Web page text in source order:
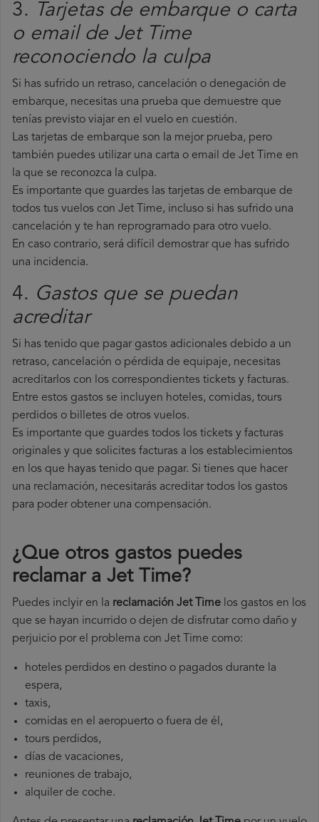
3.
Tarjetas de embarque o carta
o email de Jet Time
reconociendo la culpa
Si has sufrido un retraso, cancelación o denegación de
embarque, necesitas una prueba que demuestre que
tenías previsto viajar en el vuelo en cuestión.
Las tarjetas de embarque son la mejor prueba, pero
también puedes utilizar una carta o email de Jet Time en
la que se reconozca la culpa.
Es importante que guardes las tarjetas de embarque de
todos tus vuelos con Jet Time, incluso si has sufrido una
cancelación y te han reprogramado para otro vuelo.
En caso contrario, será difícil demostrar que has sufrido
una incidencia.
4. Gastos que se puedan
acreditar
Si has tenido que pagar gastos adicionales debido a un
retraso, cancelación o pérdida de equipaje, necesitas
acreditarlos con los correspondientes tickets y facturas.
Entre estos gastos se incluyen hoteles, comidas, tours
perdidos o billetes de otros vuelos.
Es importante que guardes todos los tickets y facturas
originales y que solicites facturas a los establecimientos
en los que hayas tenido que pagar. Si tienes que hacer
una reclamación, necesitarás acreditar todos los gastos
para poder obtener una compensación.
¿Que otros gastos puedes
reclamar a Jet Time​?
Puedes inclyir en la reclamación Jet Time los gastos en los
que se hayan incurrido o dejen de disfrutar como daño y
perjuicio por el problema con Jet Time como:
hoteles perdidos en destino o pagados durante la
espera,
taxis,
comidas en el aeropuerto o fuera de él,
tours perdidos,
días de vacaciones,
reuniones de trabajo,
alquiler de coche.